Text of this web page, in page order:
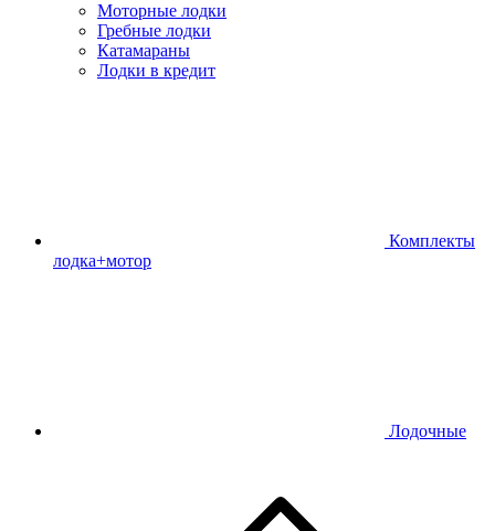
Моторные лодки
Гребные лодки
Катамараны
Лодки в кредит
Комплекты
лодка+мотор
Лодочные